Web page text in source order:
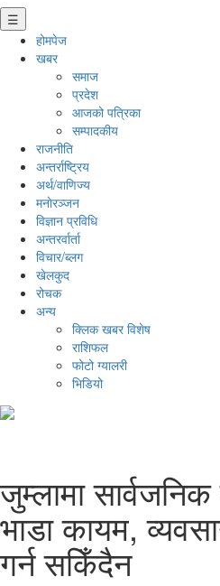
☰
होमपेज
खबर
समाज
प्रदेश
आजको पत्रिका
सम्पादकीय
राजनीति
अन्तर्राष्ट्रिय
अर्थ/वाणिज्य
मनाेरञ्जन
विज्ञान प्रविधि
अन्तरर्वार्ता
विचार/ब्लग
खेलकुद
रोचक
अन्य
क्लिक खबर विशेष
राशिफल
फोटो ग्यालरी
भिडियो
जुम्लामा
भाडा कायम,
गर्न सकिँदैन